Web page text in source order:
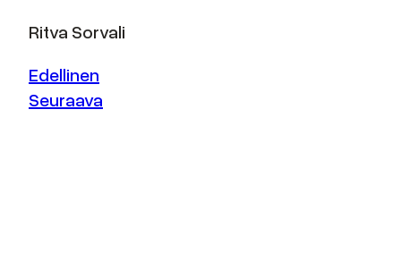
Ritva Sorvali
Edellinen
Seuraava